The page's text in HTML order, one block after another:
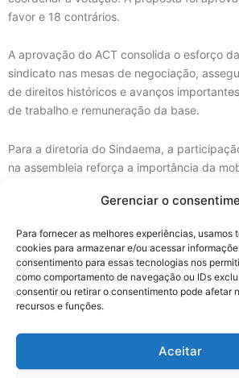
Gerenciar o
Para fornecer as melhores experiências, usamos
cookies para armazenar e/ou acessar
consentimento para essas tecnologias nos
como comportamento de navegação ou IDs
consentir ou retirar o consentimento pode afetar
recursos e funções.
Aceitar
favor e 18 contrários.
A aprovação do ACT consolida o esforço
sindicato nas mesas de negociação,
de direitos históricos e avanços
de trabalho e remuneração da base.
Para a diretoria do Sindaema, a
na assembleia reforça a importância da
Reajustes e Benefícios Econômicos
Reajuste Salarial: 4,39% aplicado a
sobre os salários praticados em
Piso Salarial: R$ 1.750,00.
Vale Alimentação/Refeição: R$
“VA Plus Especial”: Crédito
250,00, concedido em uma única